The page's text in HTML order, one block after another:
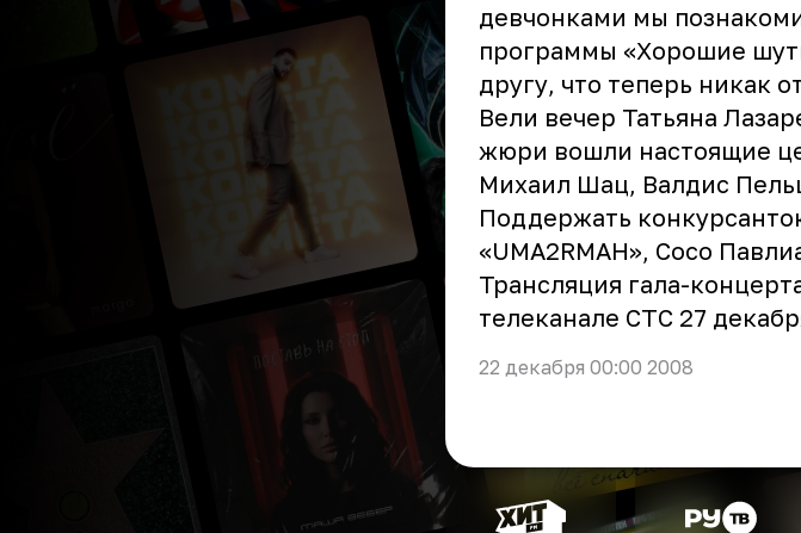
девчонками мы
программы «Хорошие
другу, что теперь никак
Вели вечер Татьяна
жюри вошли настоящие
Михаил Шац, Валдис
Поддержать
«UMA2RMAH», Сосо
Трансляция гала-
телеканале СТС 27
22 декабря 00:00 2008